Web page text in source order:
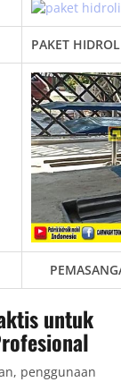
PAKET
untuk
penggunaan